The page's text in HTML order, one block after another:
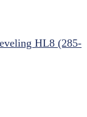
HL8 (285-